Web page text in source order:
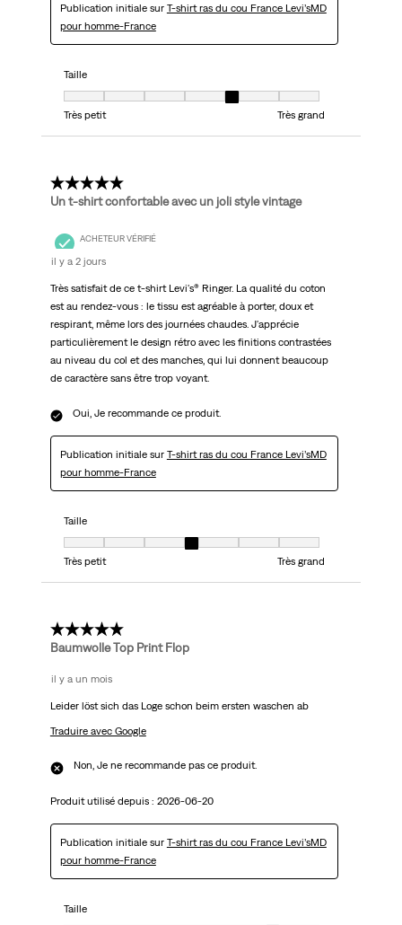
Publication initiale sur T-shirt ras du cou France Levi’sMD
pour homme-France
Taille
Taille, 5 sur 7, où 1 est égal à Très petit et 7 est égal à Très grand
Très petit
Très grand
4 étoile(s) sur 5.
Un t-shirt confortable avec un joli style vintage
ACHETEUR VÉRIFIÉ
il y a 2 jours
Très satisfait de ce t-shirt Levi's® Ringer. La qualité du coton
est au rendez-vous : le tissu est agréable à porter, doux et
respirant, même lors des journées chaudes. J'apprécie
particulièrement le design rétro avec les finitions contrastées
au niveau du col et des manches, qui lui donnent beaucoup
de caractère sans être trop voyant.
Oui, Je recommande ce produit.
Publication initiale sur T-shirt ras du cou France Levi’sMD
pour homme-France
Taille
Taille, 4 sur 7, où 1 est égal à Très petit et 7 est égal à Très grand
Très petit
Très grand
1 étoile(s) sur 5.
Baumwolle Top Print Flop
il y a un mois
Leider löst sich das Loge schon beim ersten waschen ab
Traduire avec Google
Non, Je ne recommande pas ce produit.
Produit utilisé depuis : 2026-06-20
Publication initiale sur T-shirt ras du cou France Levi’sMD
pour homme-France
Taille